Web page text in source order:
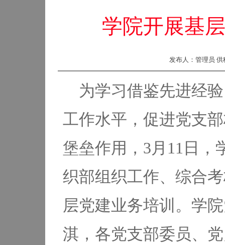
学院开展基
发布人：管理员
为学习借鉴先进经
工作水平，促进党支
堡垒作用，3月11日，
织部组织工作、综合
层党建业务培训。学
淇，各党支部委员、